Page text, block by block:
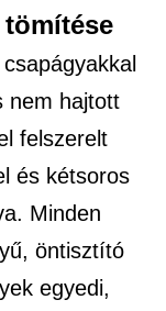
nem hajtott
felszerelt
és kétsoros
Minden
öntisztító
egyedi,